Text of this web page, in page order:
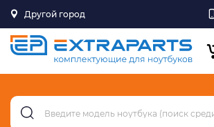
Другой город